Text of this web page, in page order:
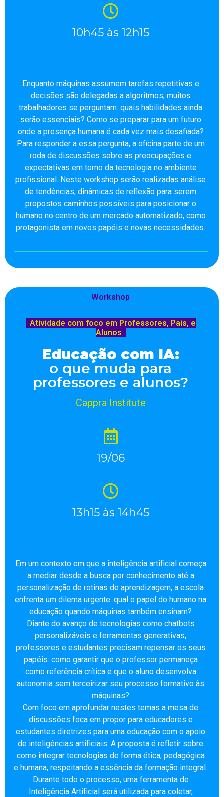
10h45 às 12h15
Enquanto máquinas assumem tarefas repetitivas e
decisões são delegadas a algoritmos, muitos
trabalhadores se perguntam: quais habilidades ainda
serão essenciais? Como se preparar para um futuro
onde a presença humana é cada vez mais desafiada?
Para responder a essa pergunta, a oficina parte de um
roda de discussões sobre as preocupações e
expectativas em torno da tecnologia no ambiente
profissional. Neste workshop serão realizadas análise
de tendências, dinâmicas de reflexão para serem
propostos caminhos possíveis para posicionar o
humano no centro de um mercado automatizado, como
protagonista em novos papéis e novas necessidades.
Workshop
Atividade com foco em Professores, Pais, e
Alunos
Educação com IA:
o que muda para
professores e alunos?
Cappra Institute
19/06
13h15 às 14h45
Em um contexto em que a inteligência artificial começa
a mediar desde a busca por conhecimento até a
personalização de rotinas de aprendizagem, a escola
enfrenta um dilema urgente: qual o papel do humano na
educação quando máquinas também ensinam?
Diante do avanço de tecnologias como chatbots
personalizáveis e ferramentas generativas,
professores e estudantes precisam repensar os seus
papéis: como garantir que o professor permaneça
como referência crítica e que o aluno desenvolva
autonomia sem terceirizar seu processo formativo às
máquinas?
Com foco em aprofundar nestes temas a mesa de
discussões foca em propor para educadores e
estudantes diretrizes para uma educação com o apoio
de inteligências artificiais. A proposta é refletir sobre
como integrar tecnologias de forma ética, pedagógica
e humana, respeitando a essência da formação integral.
Durante todo o processo, uma ferramenta de
Inteligência Artificial será utilizada para coletar,